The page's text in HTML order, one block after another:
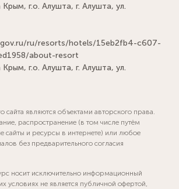
г.о. Алушта, г. Алушта, ул.
ru/resorts/hotels/15eb2fb4-c607-
about-resort
г.о. Алушта, г. Алушта, ул.
сайта являются объектами авторского права.
распространение (в том числе путём
сайты и ресурсы в интернете) или любое
без предварительного согласия
носит исключительно информационный
условиях не является публичной офертой,